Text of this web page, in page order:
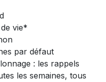
vie*
par défaut
: les rappels
les semaines, tous